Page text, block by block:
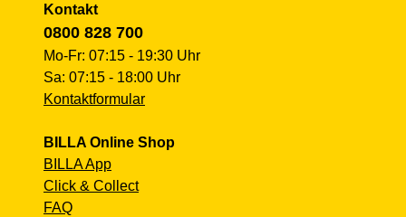
Kontakt
0800 828 700
Mo-Fr: 07:15 - 19:30 Uhr
Sa: 07:15 - 18:00 Uhr
Kontaktformular
BILLA Online Shop
BILLA App
Click & Collect
FAQ